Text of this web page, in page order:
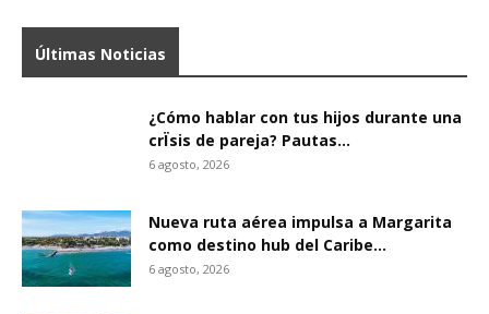
Últimas Noticias
¿Cómo hablar con tus hijos durante una
crÏsis de pareja? Pautas...
6 agosto, 2026
Nueva ruta aérea impulsa a Margarita
como destino hub del Caribe...
6 agosto, 2026